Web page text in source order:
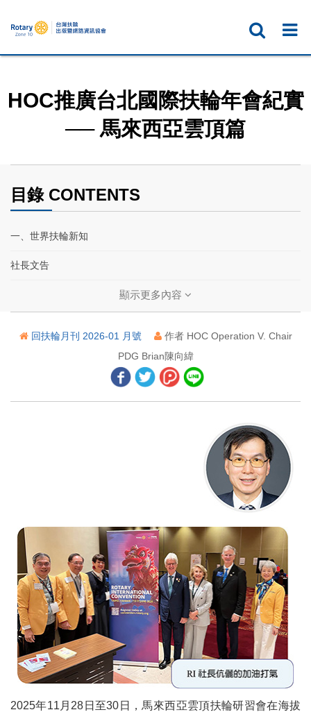
HOC推廣台北國際扶輪年會紀實
── 馬來西亞雲頂篇
目錄 CONTENTS
一、世界扶輪新知
社長文告
扶輪基金會保管委員會主席文告
台灣阿奇‧柯藍夫會員入會感言
HOC推廣台北國際扶輪年會紀實 ──韓國束草篇
HOC推廣台北國際扶輪年會紀實 ──日本篇
HOC推廣台北國際扶輪年會紀實 ── 馬來西亞雲頂篇
宏揚扶輪、為國育才、讓愛生根
團結行善 FUN轉世界國際扶輪3461地區2025-26年度嘉年華扶輪日
愛心樂音響校園 神岡社推動教育服務
顯示更多內容
回扶輪月刊 2026-01 月號
作者 HOC Operation V. Chair
PDG Brian陳向緯
2025年11月28日至30日，馬來西亞雲頂扶輪研習會在海拔